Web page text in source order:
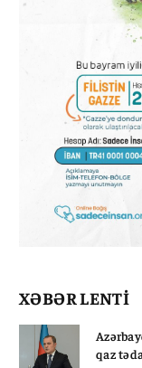
XƏBƏR LENTİ
qaz